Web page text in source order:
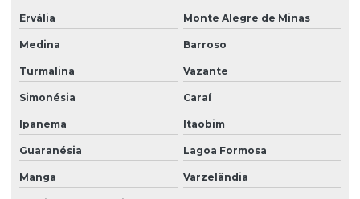
Ervália Monte Alegre de Minas
Medina Barroso
Turmalina Vazante
Simonésia Caraí
Ipanema Itaobim
Guaranésia Lagoa Formosa
Manga Varzelândia